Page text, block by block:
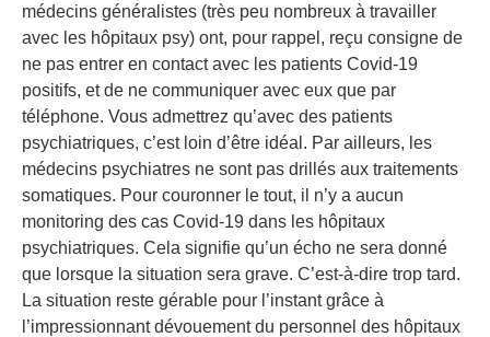
médecins généralistes (très peu nombreux à travailler
avec les hôpitaux psy) ont, pour rappel, reçu consigne de
ne pas entrer en contact avec les patients Covid-19
positifs, et de ne communiquer avec eux que par
téléphone. Vous admettrez qu’avec des patients
psychiatriques, c’est loin d’être idéal. Par ailleurs, les
médecins psychiatres ne sont pas drillés aux traitements
somatiques. Pour couronner le tout, il n’y a aucun
monitoring des cas Covid-19 dans les hôpitaux
psychiatriques. Cela signifie qu’un écho ne sera donné
que lorsque la situation sera grave. C’est-à-dire trop tard.
La situation reste gérable pour l’instant grâce à
l’impressionnant dévouement du personnel des hôpitaux